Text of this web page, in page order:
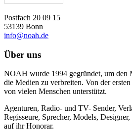
Postfach 20 09 15
53139 Bonn
info@noah.de
Über uns
NOAH wurde 1994 gegründet, um den
die Medien zu verbreiten. Von der
von vielen Menschen unterstützt.
Agenturen, Radio- und TV- Sender,
Regisseure, Sprecher, Models,
auf ihr Honorar.